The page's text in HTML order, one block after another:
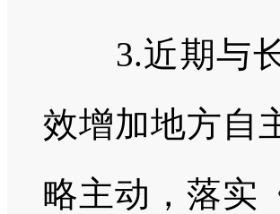
3.近期与长
效增加地方自
略主动，落实